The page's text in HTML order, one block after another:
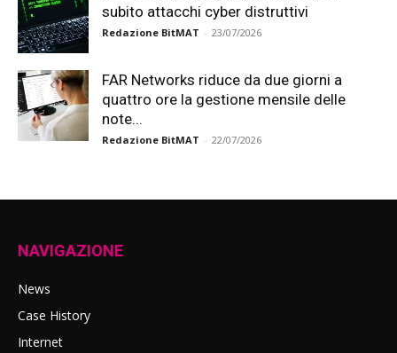
subito attacchi cyber distruttivi
Redazione BitMAT - 23/07/2026
FAR Networks riduce da due giorni a
quattro ore la gestione mensile delle
note...
Redazione BitMAT - 22/07/2026
NAVIGAZIONE
News
Case History
Internet